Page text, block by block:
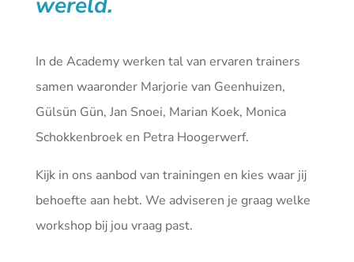
In de Academy werken tal van ervaren trainers
samen waaronder Marjorie van Geenhuizen,
Gülsün Gün, Jan Snoei, Marian Koek, Monica
Schokkenbroek en Petra Hoogerwerf.
Kijk in ons aanbod van trainingen en kies waar jij
behoefte aan hebt. We adviseren je graag welke
workshop bij jou vraag past.